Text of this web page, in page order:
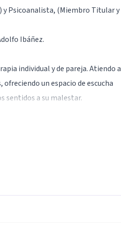
y Psicoanalista, (Miembro Titular y
Ibáñez.
individual y de pareja. Atiendo a
un espacio de escucha
sentidos a su malestar.